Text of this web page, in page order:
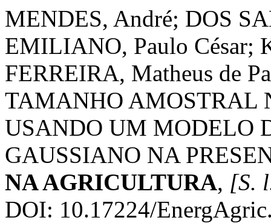
MENDES, André; DOS
EMILIANO, Paulo César;
FERREIRA, Matheus de
TAMANHO AMOSTRAL
USANDO UM MODELO
GAUSSIANO NA
NA AGRICULTURA, [S.
DOI: 10.17224/